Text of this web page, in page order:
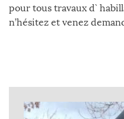
pour tous travaux d`
n’hésitez et venez